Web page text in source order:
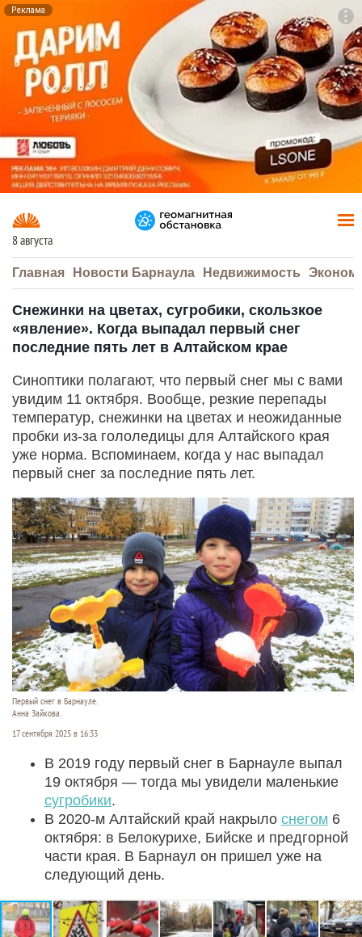
Реклама
8 августа
Главная Новости Барнаула Недвижимость
Снежинки на цветах, сугробики, скользкое
«явление». Когда выпадал первый снег
последние пять лет в Алтайском крае
Синоптики полагают, что первый снег мы с вами
увидим 11 октября. Вообще, резкие перепады
температур, снежинки на цветах и неожиданные
пробки из-за гололедицы для Алтайского края
уже норма. Вспоминаем, когда у нас выпадал
первый снег за последние пять лет.
Первый снег в Барнауле.
Анна Зайкова.
17 сентября 2025 в 16:33
В 2019 году первый снег в Барнауле выпал
19 октября — тогда мы увидели маленькие
сугробики.
В 2020-м Алтайский край накрыло снегом 6
октября: в Белокурихе, Бийске и предгорной
части края. В Барнаул он пришел уже на
следующий день.